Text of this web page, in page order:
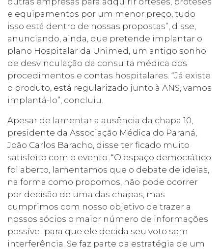
e equipamentos por um menor preço, tudo
isso está dentro de nossas propostas”, disse,
anunciando, ainda, que pretende implantar o
plano Hospitalar da Unimed, um antigo sonho
de desvinculação da consulta médica dos
procedimentos e contas hospitalares. “Já existe
o produto, está regularizado junto à ANS, vamos
implantá-lo”, concluiu.
Apesar de lamentar a ausência da chapa 10,
presidente da Associação Médica do Paraná,
João Carlos Baracho, disse ter ficado muito
satisfeito com o evento. “O espaço democrático
foi aberto, lamentamos que o debate de ideias,
na forma como propomos, não pode ocorrer
por decisão de uma das chapas, mas
cumprimos com nosso objetivo de trazer a
nossos sócios o maior número de informações
possível para que ele decida seu voto sem
interferência. Se faz parte da estratégia de um